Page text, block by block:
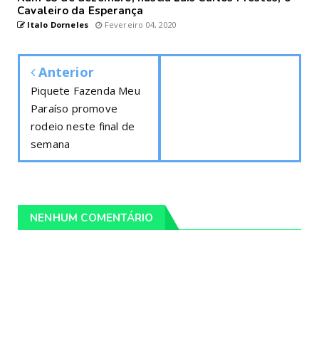
Cavaleiro da Esperança
Italo Dorneles Fevereiro 04, 2020
Anterior
Piquete Fazenda Meu
Paraíso promove
rodeio neste final de
semana
NENHUM COMENTÁRIO